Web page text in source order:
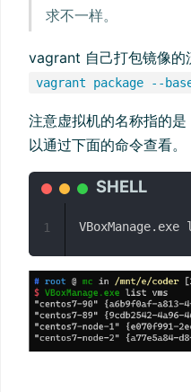
求不一样。
vagrant 自己打包镜像的
vagrant package --base
注意虚拟机的名称指的
以通过下面的命令查看。
1